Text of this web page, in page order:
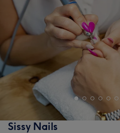
Sissy Nails